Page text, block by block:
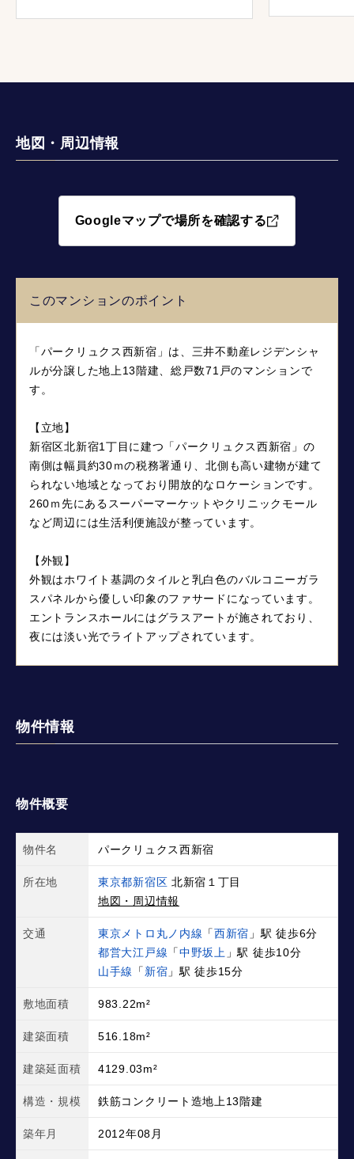
地図・周辺情報
Googleマップで場所を確認する
このマンションのポイント
「パークリュクス西新宿」は、三井不動産レジデンシャ
ルが分譲した地上13階建、総戸数71戸のマンションで
す。
【立地】
新宿区北新宿1丁目に建つ「パークリュクス西新宿」の
南側は幅員約30ｍの税務署通り、北側も高い建物が建て
られない地域となっており開放的なロケーションです。
260ｍ先にあるスーパーマーケットやクリニックモール
など周辺には生活利便施設が整っています。
【外観】
外観はホワイト基調のタイルと乳白色のバルコニーガラ
スパネルから優しい印象のファサードになっています。
エントランスホールにはグラスアートが施されており、
夜には淡い光でライトアップされています。
物件情報
物件概要
物件名 パークリュクス西新宿
所在地 東京都新宿区 北新宿１丁目
地図・周辺情報
交通 東京メトロ丸ノ内線 「西新宿 」駅 徒歩6分
都営大江戸線 「中野坂上 」駅 徒歩10分
山手線
「 新宿 」駅 徒歩15分
敷地面積 983.22m²
建築面積 516.18m²
建築延面積 4129.03m²
構造・規模 鉄筋コンクリート造地上13階建
築年月 2012年08月